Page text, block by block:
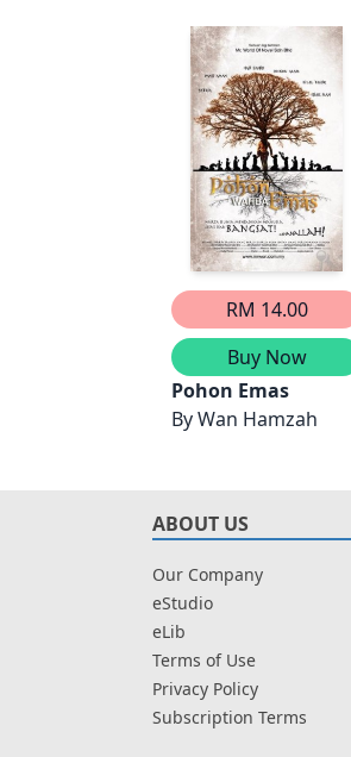
RM 14.00
Buy Now
Pohon Emas
ByWan Hamzah
ABOUT US
Our Company
eStudio
eLib
Terms of Use
Privacy Policy
Subscription Terms